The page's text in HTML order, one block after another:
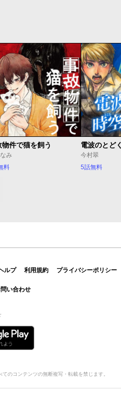
物件で猫を飼う
み
料
電波のとど
今村翠
5話無料
ルプ 利用規約 プライバシーポリシー
い合わせ
のコンテンツの無断複写・転載を禁じます。